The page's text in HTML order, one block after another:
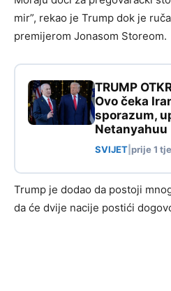
mir”, rekao je Trump dok je
premijerom Jonasom Storeom.
TRUMP
Ovo čeka
sporazum,
Netanyahuu
SVIJET prije 1
Trump je dodao da postoji
da će dvije nacije postići